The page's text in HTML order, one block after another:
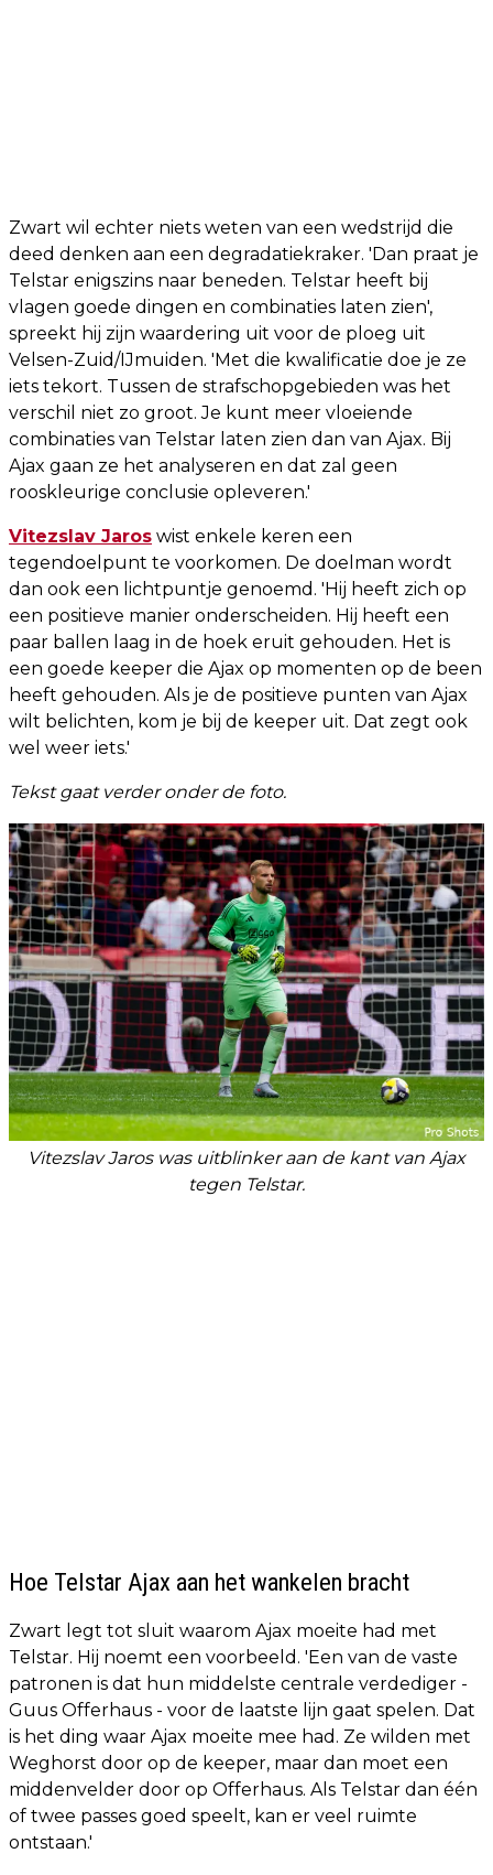
Zwart wil echter niets weten van een wedstrijd die
deed denken aan een degradatiekraker. 'Dan praat je
Telstar enigszins naar beneden. Telstar heeft bij
vlagen goede dingen en combinaties laten zien',
spreekt hij zijn waardering uit voor de ploeg uit
Velsen-Zuid/IJmuiden. 'Met die kwalificatie doe je ze
iets tekort. Tussen de strafschopgebieden was het
verschil niet zo groot. Je kunt meer vloeiende
combinaties van Telstar laten zien dan van Ajax. Bij
Ajax gaan ze het analyseren en dat zal geen
rooskleurige conclusie opleveren.'
Vitezslav Jaros wist enkele keren een
tegendoelpunt te voorkomen. De doelman wordt
dan ook een lichtpuntje genoemd. 'Hij heeft zich op
een positieve manier onderscheiden. Hij heeft een
paar ballen laag in de hoek eruit gehouden. Het is
een goede keeper die Ajax op momenten op de been
heeft gehouden. Als je de positieve punten van Ajax
wilt belichten, kom je bij de keeper uit. Dat zegt ook
wel weer iets.'
Tekst gaat verder onder de foto.
Vitezslav Jaros was uitblinker aan de kant van Ajax
tegen Telstar.
Hoe Telstar Ajax aan het wankelen bracht
Zwart legt tot sluit waarom Ajax moeite had met
Telstar. Hij noemt een voorbeeld. 'Een van de vaste
patronen is dat hun middelste centrale verdediger -
Guus Offerhaus - voor de laatste lijn gaat spelen. Dat
is het ding waar Ajax moeite mee had. Ze wilden met
Weghorst door op de keeper, maar dan moet een
middenvelder door op Offerhaus. Als Telstar dan één
of twee passes goed speelt, kan er veel ruimte
ontstaan.'